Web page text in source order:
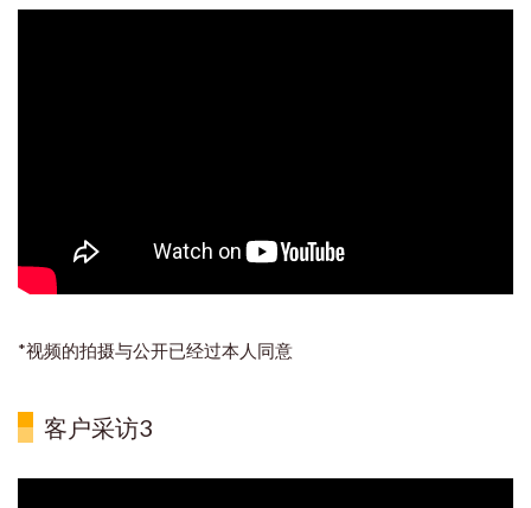
*视频的拍摄与公开已经过本人同意
客户采访3